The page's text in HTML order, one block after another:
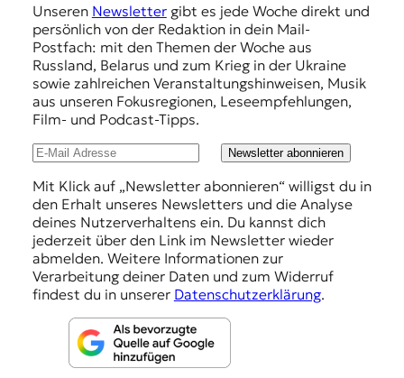
Unseren Newslettergibt es jede Woche direkt und
persönlich von der Redaktion in dein Mail-
Postfach: mit den Themen der Woche aus
Russland, Belarus und zum Krieg in der Ukraine
sowie zahlreichen Veranstaltungshinweisen, Musik
aus unseren Fokusregionen, Leseempfehlungen,
Film- und Podcast-Tipps.
Newsletter abonnieren
Mit Klick auf „Newsletter abonnieren“ willigst du in
den Erhalt unseres Newsletters und die Analyse
deines Nutzerverhaltens ein. Du kannst dich
jederzeit über den Link im Newsletter wieder
abmelden. Weitere Informationen zur
Verarbeitung deiner Daten und zum Widerruf
findest du in unserer Datenschutzerklärung.